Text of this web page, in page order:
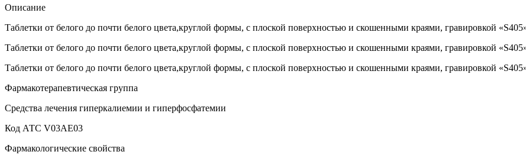
Описание
Таблетки от белого до почти белого цвета,круглой формы, с плоской поверхностью и скошенными краями, гравировкой
Таблетки от белого до почти белого цвета,круглой формы, с плоской поверхностью и скошенными краями, гравировкой
Таблетки от белого до почти белого цвета,круглой формы, с плоской поверхностью и скошенными краями, гравировкой
Фармакотерапевтическая группа
Средства лечения гиперкалиемии и гиперфосфатемии
Код АТС V03AE03
Фармакологические свойства